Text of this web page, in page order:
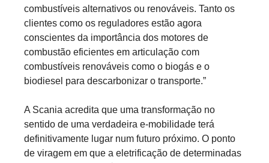
combustíveis alternativos ou renováveis. Tanto os
clientes como os reguladores estão agora
conscientes da importância dos motores de
combustão eficientes em articulação com
combustíveis renováveis como o biogás e o
biodiesel para descarbonizar o transporte.”
A Scania acredita que uma transformação no
sentido de uma verdadeira e-mobilidade terá
definitivamente lugar num futuro próximo. O ponto
de viragem em que a eletrificação de determinadas